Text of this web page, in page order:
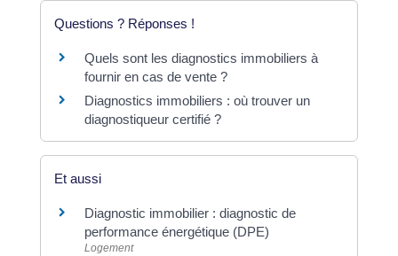
Questions ? Réponses !
Quels sont les diagnostics immobiliers à
fournir en cas de vente ?
Diagnostics immobiliers : où trouver un
diagnostiqueur certifié ?
Et aussi
Diagnostic immobilier : diagnostic de
performance énergétique (DPE)
Logement